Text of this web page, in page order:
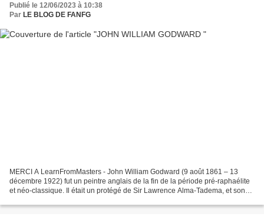
Publié le 12/06/2023 à 10:38
Par LE BLOG DE FANFG
MERCI A LearnFromMasters - John William Godward (9 août 1861 – 13
décembre 1922) fut un peintre anglais de la fin de la période pré-raphaélite
et néo-classique. Il était un protégé de Sir Lawrence Alma-Tadema, et son